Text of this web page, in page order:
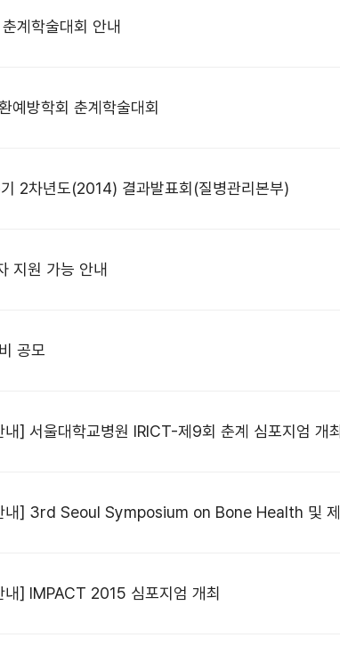
계학술대회 안내
예방학회 춘계학술대회
2차년도(2014) 결과발표회(질병관리본부)
지원 가능 안내
공모
] 서울대학교병원 IRICT-제9회 춘계 심포지엄 개최
내] IMPACT 2015 심포지엄 개최